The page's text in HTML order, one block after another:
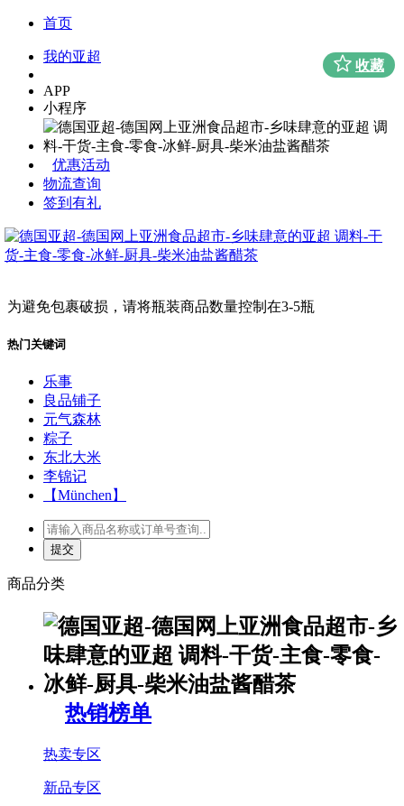
首页
我的亚超
APP
小程序
优惠活动
物流查询
签到有礼
为避免包裹破损，请将瓶装商品数量控制在3-5瓶
热门关键词
乐事
良品铺子
元气森林
粽子
东北大米
李锦记
【München】
商品分类
热销榜单
热卖专区
新品专区
收藏